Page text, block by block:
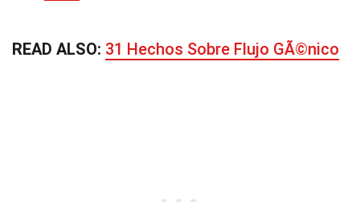
READ ALSO: 31 Hechos Sobre Flujo GÃ©nico